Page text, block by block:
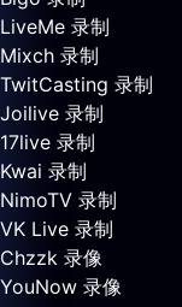
LiveMe 录制
Mixch 录制
TwitCasting 录制
Joilive 录制
17live 录制
Kwai 录制
NimoTV 录制
VK Live 录制
Chzzk 录像
YouNow 录像